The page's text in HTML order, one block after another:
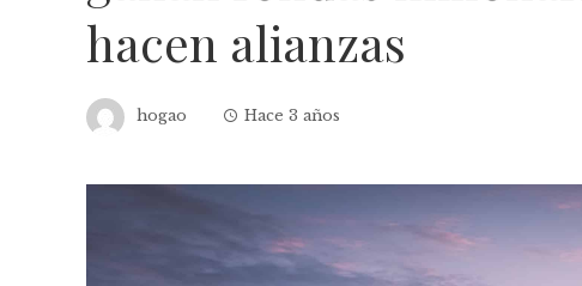
hacen alianzas
hogao Hace 3 años